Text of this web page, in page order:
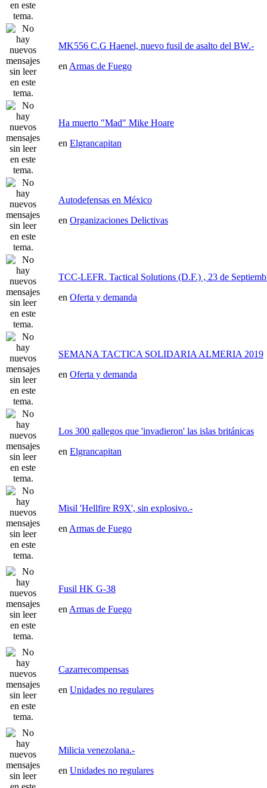
MK556 C.G Haenel, nuevo fusil de asalto del BW.-
en Armas de Fuego
Ha muerto "Mad" Mike Hoare
en Elgrancapitan
Autodefensas en México
en Organizaciones Delictivas
TCC-LEFR. Tactical Solutions (D.F.) , 23 de
en Oferta y demanda
SEMANA TACTICA SOLIDARIA ALMERIA 2019
en Oferta y demanda
Los 300 gallegos que 'invadieron' las islas británicas
en Elgrancapitan
Misil 'Hellfire R9X', sin explosivo.-
en Armas de Fuego
Fusil HK G-38
en Armas de Fuego
Cazarrecompensas
en Unidades no regulares
Milicia venezolana.-
en Unidades no regulares